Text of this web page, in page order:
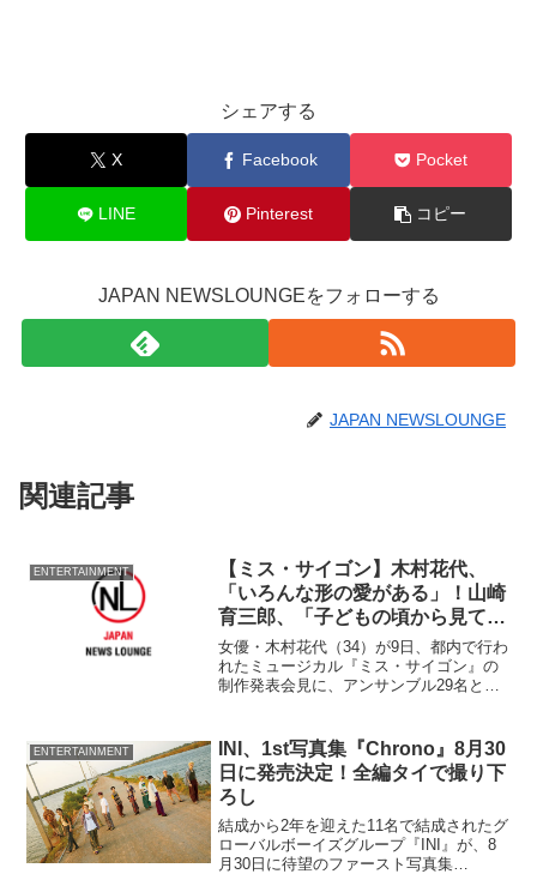
シェアする
X Facebook Pocket
LINE Pinterest コピー
JAPAN NEWSLOUNGEをフォローする
JAPAN NEWSLOUNGE
関連記事
ENTERTAINMENT
【ミス・サイゴン】木村花代、
「いろんな形の愛がある」！山崎
育三郎、「子どもの頃から見てい
た」
女優・木村花代（34）が9日、都内で行わ
れたミュージカル『ミス・サイゴン』の
制作発表会見に、アンサンブル29名と他
る出演舞台に挑む木村は、「初参加させ
ていただきま...
ENTERTAINMENT
INI、1st写真集『Chrono』8月30
日に発売決定！全編タイで撮り下
ろし
結成から2年を迎えた11名で結成されたグ
ローバルボーイズグループ『INI』が、8
月30日に待望のファースト写真集